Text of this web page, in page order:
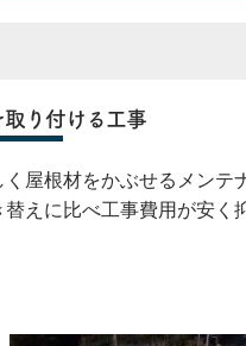
り付ける工事
屋根材をかぶせるメンテ
えに比べ工事費用が安く